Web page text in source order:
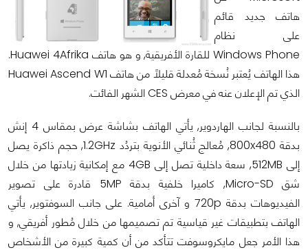
هاتف جديد قائم
على نظام
Windows Phone للقارة الأفريقية, و هو هاتف Huawei 4Afrika.
هذا الهاتف يُعتبر نُسخة مُعدلة قليلاً من هاتف Huawei Ascend W1
الذي تم الإعلان عنه في معرض CES الشهر الفائت.
بالنسبة لجانب الهاردوير, يأتي الهاتف بشاشة عرض بمقاس 4 إنش
بدقة 800x480, مُعالج ثُنائي الأنوية بتردُد 1.2GHz, حجم ذاكرة يصل
إلى 512MB, سعة داخلية تصل إلى 4GB مع إمكانية زيادتها من خلال
شق Micro-SD, كاميرا خلفية بدقة 5MP قادرة على تصوير
الفيديوهات بدقة 720p و آخرى أمامية. على جانب السوفتوير, يأتي
الهاتف بتطبيقات غير قياسية تم تصميمها من خلال مُطور أفريقي, و
هذا الأمر جعل مايكروسوفت تتأكد من أن كمية كبيرة من الأشخاص